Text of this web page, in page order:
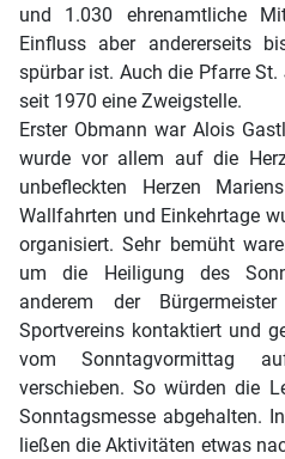
und 1.030 ehrenamtliche
Einfluss aber andererseits
spürbar ist. Auch die Pfarre
seit 1970 eine Zweigstelle.
Erster Obmann war Alois
wurde vor allem auf die
unbefleckten Herzen
Wallfahrten und Einkehrtage
organisiert. Sehr bemüht
um die Heiligung des
anderem der
Sportvereins kontaktiert und
vom Sonntagvormittag
verschieben. So würden die
Sonntagsmesse abgehalten.
ließen die Aktivitäten etwas